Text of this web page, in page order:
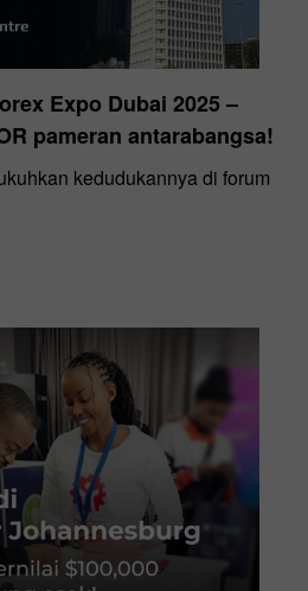
Expo Dubai 2025 –
pameran antarabangsa!
kedudukannya di forum